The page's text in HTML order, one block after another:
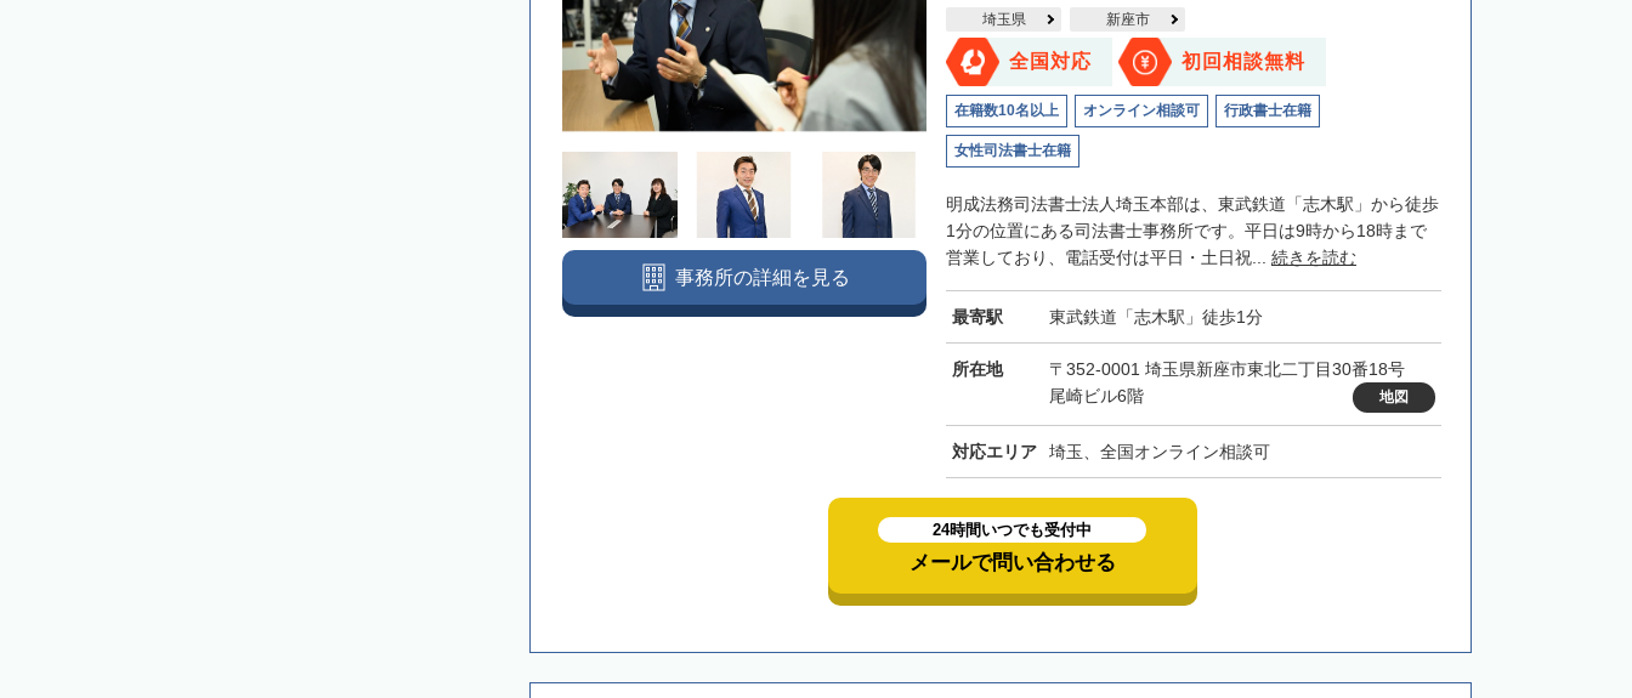
埼玉県 新座市
全国対応 初回相談無料
在籍数10名以上 オンライン相談可 行政書士在籍
女性司法書士在籍
明成法務司法書士法人埼玉本部は、東武鉄道「志木駅」から徒歩
1分の位置にある司法書士事務所です。平日は9時から18時まで
営業しており、電話受付は平日・土日祝... 続きを読む
最寄駅 東武鉄道「志木駅」徒歩1分
所在地
〒352-0001 埼玉県新座市東北二丁目30番18号
尾崎ビル6階
地図
対応エリア 埼玉、全国オンライン相談可
事務所の詳細を見る
24時間いつでも受付中
メールで問い合わせる